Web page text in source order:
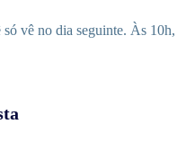
vê no dia seguinte. Às 10h,